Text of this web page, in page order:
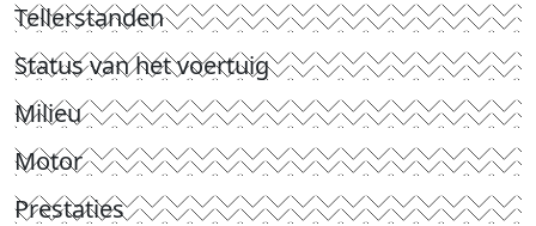
Tellerstanden
Status van het voertuig
Milieu
Motor
Prestaties